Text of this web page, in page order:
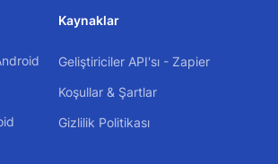
Kaynaklar
Geliştiriciler API'sı - Zapier
Koşullar & Şartlar
Gizlilik Politikası